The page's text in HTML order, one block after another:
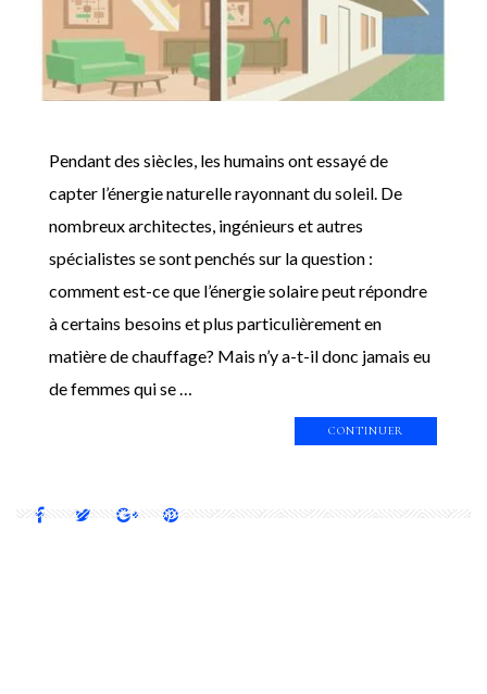
Pendant des siècles, les humains ont essayé de
capter l’énergie naturelle rayonnant du soleil. De
nombreux architectes, ingénieurs et autres
spécialistes se sont penchés sur la question :
comment est-ce que l’énergie solaire peut répondre
à certains besoins et plus particulièrement en
matière de chauffage? Mais n’y a-t-il donc jamais eu
de femmes qui se …
CONTINUER